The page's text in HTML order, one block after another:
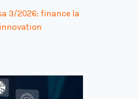
3/2026: finance la